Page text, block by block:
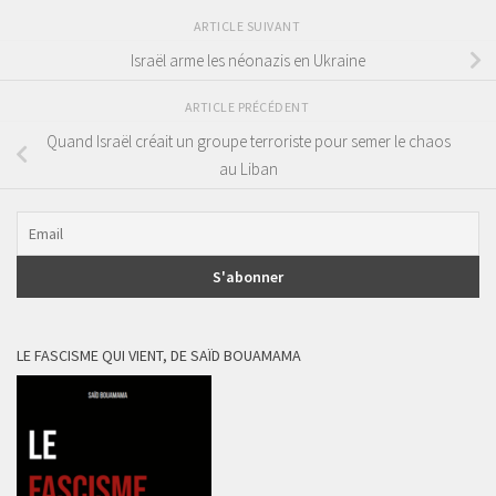
ARTICLE SUIVANT
Israël arme les néonazis en Ukraine
ARTICLE PRÉCÉDENT
Quand Israël créait un groupe terroriste pour semer le chaos
au Liban
LE FASCISME QUI VIENT, DE SAÏD BOUAMAMA